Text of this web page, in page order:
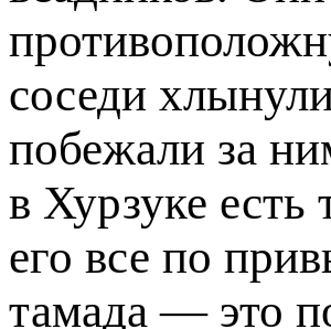
соседи
побежали за
в Хурзуке есть
его все по
тамада — это